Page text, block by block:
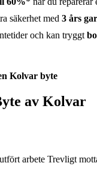
säkerhet med 3 års
och kan tryggt
Kolvar byte
av Kolvar
arbete Trevligt